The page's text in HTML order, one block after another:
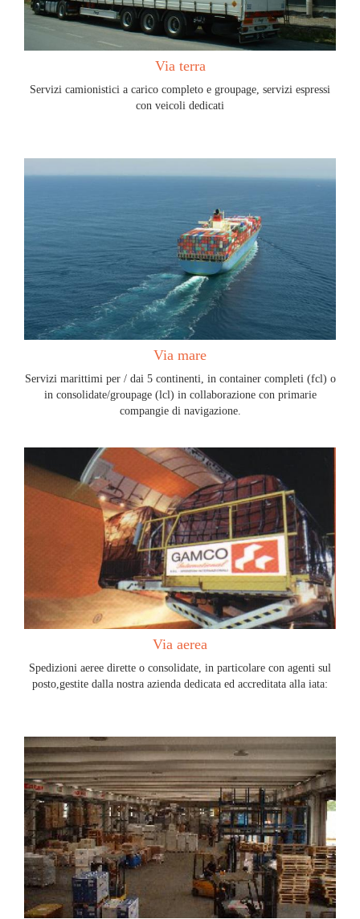
Via terra
Servizi camionistici a carico completo e groupage, servizi espressi
con veicoli dedicati
Via mare
Servizi marittimi per / dai 5 continenti, in container completi (fcl) o
in consolidate/groupage (lcl) in collaborazione con primarie
compangie di navigazione.
Via aerea
Spedizioni aeree dirette o consolidate, in particolare con agenti sul
posto,gestite dalla nostra azienda dedicata ed accreditata alla iata: